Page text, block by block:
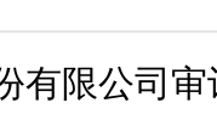
有限公司